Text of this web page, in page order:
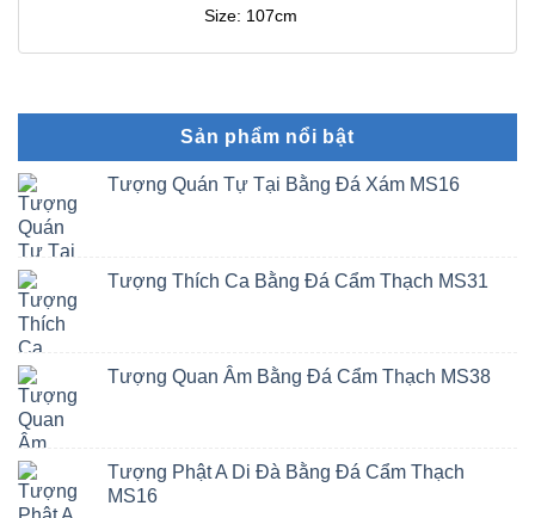
Sản phẩm nổi bật
Tượng Quán Tự Tại Bằng Đá Xám MS16
Tượng Thích Ca Bằng Đá Cẩm Thạch MS31
Tượng Quan Âm Bằng Đá Cẩm Thạch MS38
Tượng Phật A Di Đà Bằng Đá Cẩm Thạch
MS16
Size: 107cm